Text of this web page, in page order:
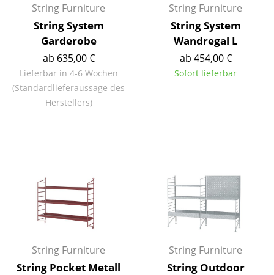
Räume
Zuhause
Wohnzimmer
Esszimmer
Diele
Badezimmer
Balkon & Garten
String Furniture
String System
Garderobe
ab 635,00 €
Lieferbar in 4-6 Wochen
(Standardlieferaussage des
Herstellers)
String Furniture
String System
Wandregal L
ab 454,00 €
Sofort lieferbar
String Furniture
String Pocket Metall
String Furniture
String Outdoor